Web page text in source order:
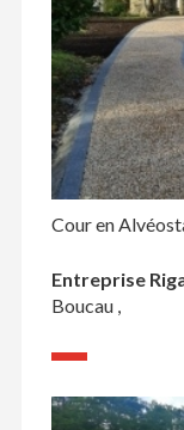
Cour en
Entreprise
Boucau ,